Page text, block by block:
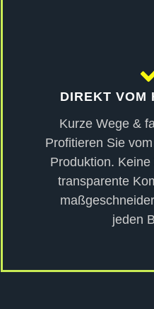
DIREKT VOM
Kurze Wege &
Profitieren Sie
Produktion.
transparente
jeden